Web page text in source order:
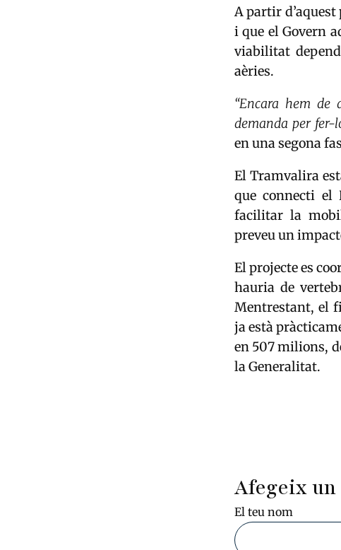
A partir
i que el Govern
viabilitat
aèries.
“Encara hem
demanda per fer-
en una segona
El Tramvalira
que connecti el
facilitar la
preveu un
El projecte es
hauria de
Mentrestant, el
ja està
en 507 milions,
la Generalitat.
Afegeix
El teu nom